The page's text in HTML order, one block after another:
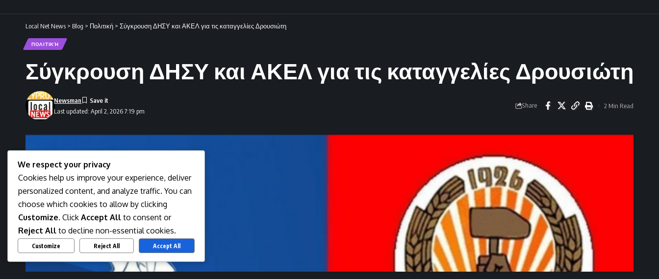
Local Net News > Blog > Πολιτική > Σύγκρουση ΔΗΣΥ και ΑΚΕΛ για τις καταγγελίες Δρουσιώτη
ΠΟΛΙΤΙΚΉ
Σύγκρουση ΔΗΣΥ και ΑΚΕΛ για τις καταγγελίες Δρουσιώτη
Last updated: April 2, 2026 7:19 pm
Newsman
Share 2 Min Read
We respect your privacy
Cookies help us improve your experience, deliver
personalized content, and analyze traffic. You can
choose which cookies to allow by clicking
Customize. Click Accept All to consent or
Reject All to decline non-essential cookies.
Customize Reject All Accept All